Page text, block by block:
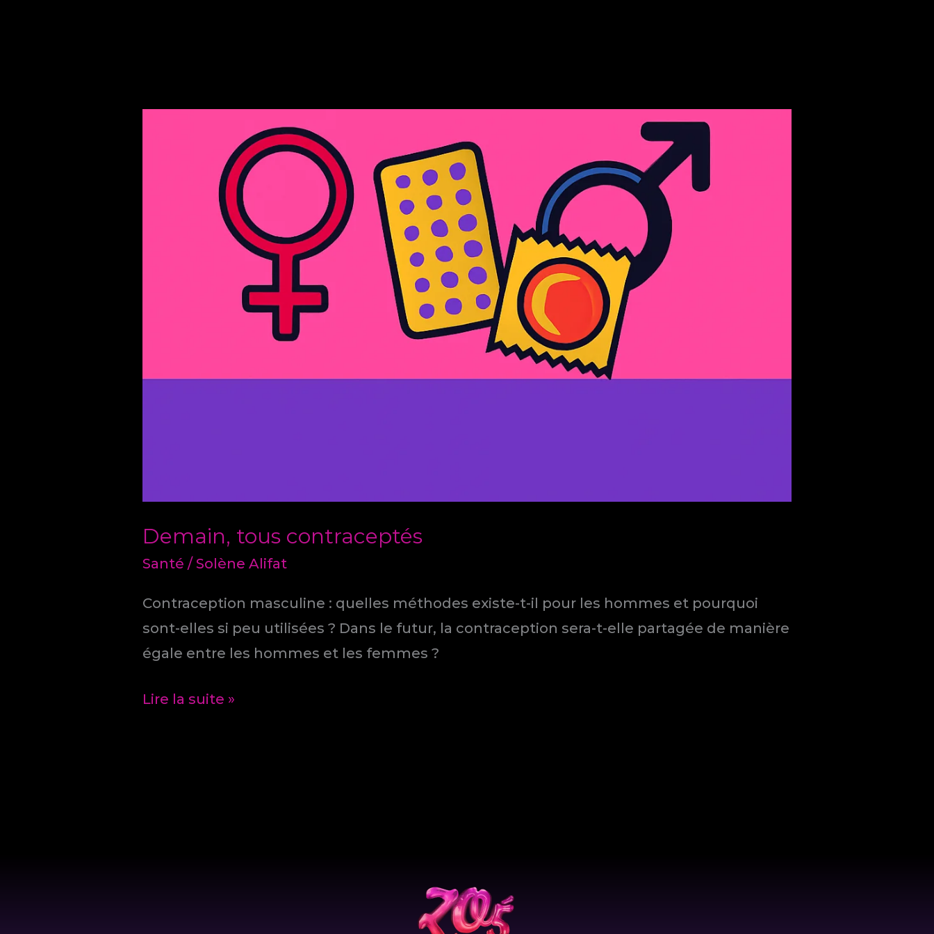
Demain, tous contraceptés
Santé / Solène Alifat
Contraception masculine : quelles méthodes existe-t-il pour les hommes et pourquoi
sont-elles si peu utilisées ? Dans le futur, la contraception sera-t-elle partagée de manière
égale entre les hommes et les femmes ?
Demain,
Lire la suite »